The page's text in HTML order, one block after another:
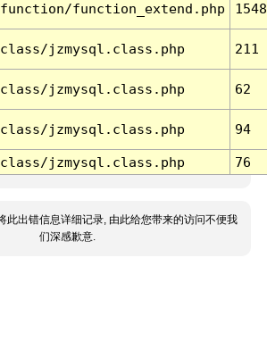
function_extend.php 1548
jzmysql.class.php 211
jzmysql.class.php 62
jzmysql.class.php 94
jzmysql.class.php 76
此出错信息详细记录, 由此给您带来的访问不便我
们深感歉意.